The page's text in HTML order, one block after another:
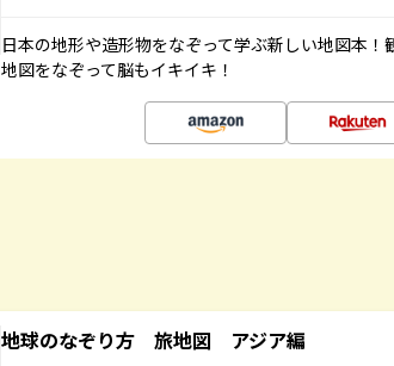
日本の地形や造形物をなぞって学ぶ新しい地図本
地図をなぞって脳もイキイキ！
地球のなぞり方 旅地図 アジア編